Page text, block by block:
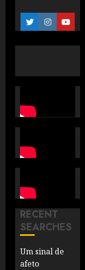
RECENT
SEARCHES
Um sinal de
afeto